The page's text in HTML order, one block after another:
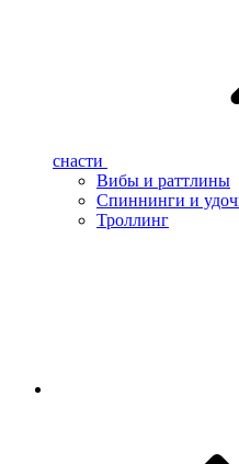
снасти
Вибы и раттлины
Спиннинги и
Троллинг